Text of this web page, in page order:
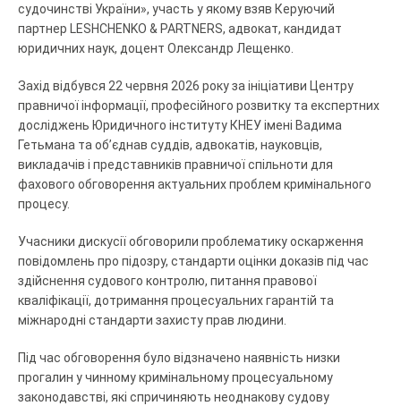
судочинстві України», участь у якому взяв Керуючий
партнер LESHCHENKO & PARTNERS, адвокат, кандидат
юридичних наук, доцент Олександр Лещенко.
Захід відбувся 22 червня 2026 року за ініціативи Центру
правничої інформації, професійного розвитку та експертних
досліджень Юридичного інституту КНЕУ імені Вадима
Гетьмана та об’єднав суддів, адвокатів, науковців,
викладачів і представників правничої спільноти для
фахового обговорення актуальних проблем кримінального
процесу.
Учасники дискусії обговорили проблематику оскарження
повідомлень про підозру, стандарти оцінки доказів під час
здійснення судового контролю, питання правової
кваліфікації, дотримання процесуальних гарантій та
міжнародні стандарти захисту прав людини.
Під час обговорення було відзначено наявність низки
прогалин у чинному кримінальному процесуальному
законодавстві, які спричиняють неоднакову судову